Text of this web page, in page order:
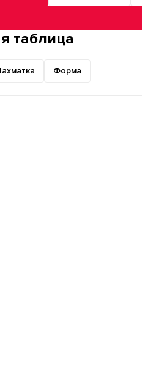
турнира
таблица
Форма